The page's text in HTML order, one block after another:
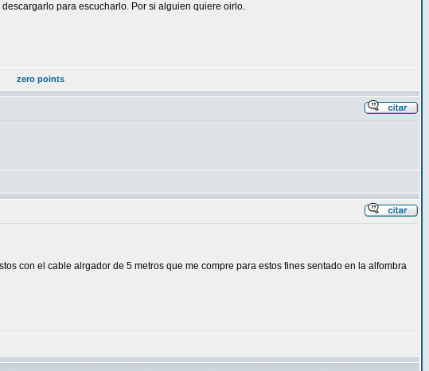
para escucharlo. Por si alguien quiere oirlo.
zero points
con el cable alrgador de 5 metros que me compre para estos fines sentado en la alfombra